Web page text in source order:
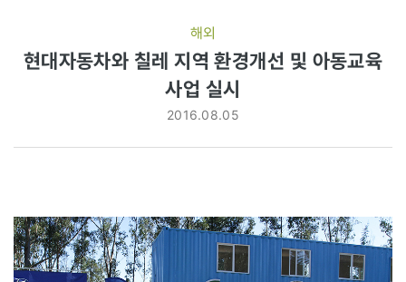
해외
현대자동차와 칠레 지역 환경개선 및 아동교육
사업 실시
2016.08.05